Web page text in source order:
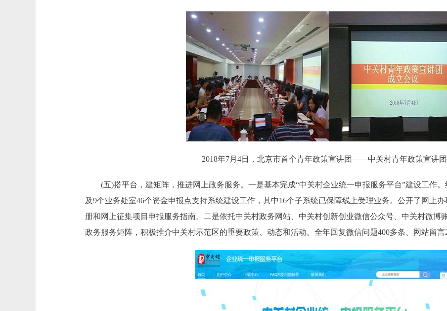
2018年7月4日，北京市首个青年政策宣讲团——中关村青年政策宣讲
(五)搭平台，建矩阵，推进网上政务服务。一是基本完成“中关村企业统一申报服务平台”建设工作。
及9个业务处室46个资金申报点支持系统建设工作，其中16个子系统已保障线上受理业务。公开了网上
册和网上征集项目申报服务指南。二是依托中关村政务网站、中关村创新创业微信公众号、中关村微博
政务服务矩阵，积极推介中关村示范区的重要政策、动态和活动。全年回复微信问题400多条、网站留言